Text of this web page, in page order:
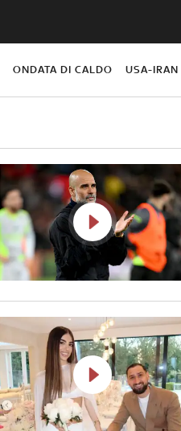
ONDATA DI CALDO USA-IRAN